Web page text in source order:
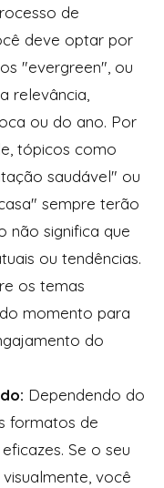
de
deve optar por
"evergreen", ou
relevância,
ou do ano. Por
tópicos como
saudável" ou
sempre terão
não significa que
ou tendências.
os temas
momento para
do
Dependendo do
formatos de
Se o seu
você